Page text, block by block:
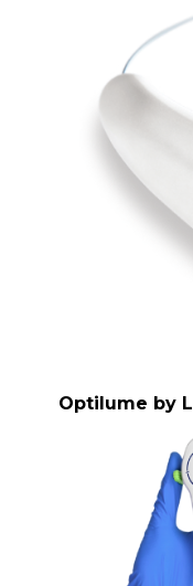
Optilume by